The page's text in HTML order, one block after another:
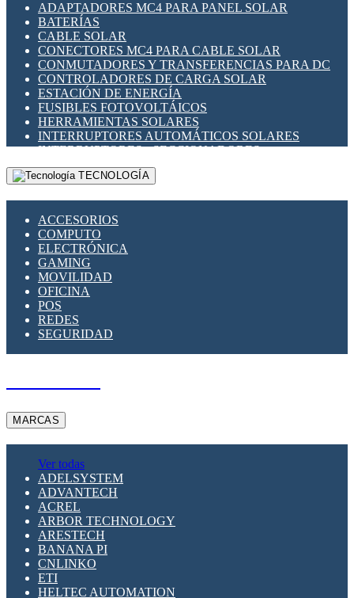
ADAPTADORES MC4 PARA PANEL SOLAR
BATERÍAS
CABLE SOLAR
CONECTORES MC4 PARA CABLE SOLAR
CONMUTADORES Y TRANSFERENCIAS PARA DC
CONTROLADORES DE CARGA SOLAR
ESTACIÓN DE ENERGÍA
FUSIBLES FOTOVOLTÁICOS
HERRAMIENTAS SOLARES
INTERRUPTORES AUTOMÁTICOS SOLARES
INTERRUPTORES - SECCIONADORES
FOTOVOLTÁICOS
MONTAJE PANEL SOLAR
SUPRESOR DE TRANSIENTES SPDS PARA
APLICACIONES FOTOVOLTAICAS
TECNOLOGÍA
ACCESORIOS
COMPUTO
ELECTRÓNICA
GAMING
MOVILIDAD
OFICINA
POS
REDES
SEGURIDAD
MARCAS
Ver todas
ADELSYSTEM
ADVANTECH
ACREL
ARBOR TECHNOLOGY
ARESTECH
BANANA PI
CNLINKO
ETI
HELTEC AUTOMATION